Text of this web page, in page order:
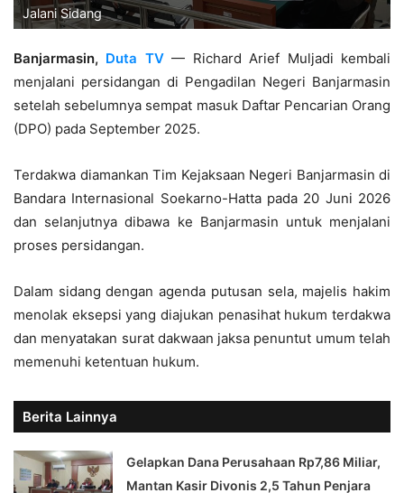
Jalani Sidang
Banjarmasin, Duta TV— Richard Arief Muljadi kembali
menjalani persidangan di Pengadilan Negeri Banjarmasin
setelah sebelumnya sempat masuk Daftar Pencarian Orang
(DPO) pada September 2025.
Terdakwa diamankan Tim Kejaksaan Negeri Banjarmasin di
Bandara Internasional Soekarno-Hatta pada 20 Juni 2026
dan selanjutnya dibawa ke Banjarmasin untuk menjalani
proses persidangan.
Dalam sidang dengan agenda putusan sela, majelis hakim
menolak eksepsi yang diajukan penasihat hukum terdakwa
dan menyatakan surat dakwaan jaksa penuntut umum telah
memenuhi ketentuan hukum.
Berita Lainnya
Gelapkan Dana Perusahaan Rp7,86 Miliar,
Mantan Kasir Divonis 2,5 Tahun Penjara